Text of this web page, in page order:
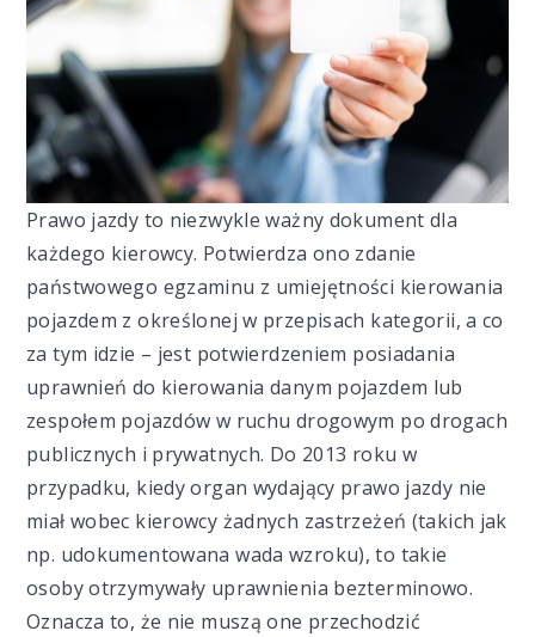
Prawo jazdy to niezwykle ważny dokument dla
każdego kierowcy. Potwierdza ono zdanie
państwowego egzaminu z umiejętności kierowania
pojazdem z określonej w przepisach kategorii, a co
za tym idzie – jest potwierdzeniem posiadania
uprawnień do kierowania danym pojazdem lub
zespołem pojazdów w ruchu drogowym po drogach
publicznych i prywatnych. Do 2013 roku w
przypadku, kiedy organ wydający prawo jazdy nie
miał wobec kierowcy żadnych zastrzeżeń (takich jak
np. udokumentowana wada wzroku), to takie
osoby otrzymywały uprawnienia bezterminowo.
Oznacza to, że nie muszą one przechodzić